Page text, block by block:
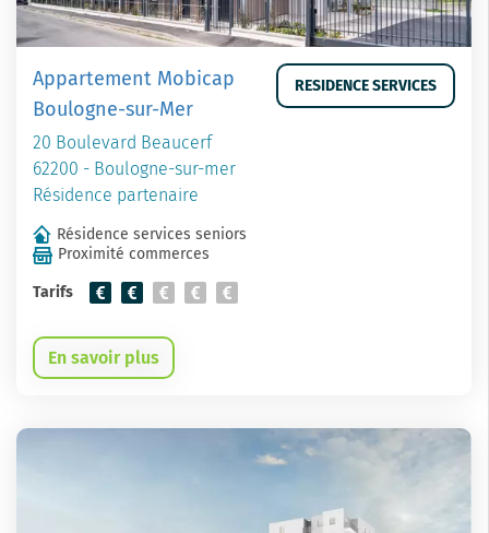
Appartement Mobicap
Boulogne-sur-Mer
20 Boulevard Beaucerf
62200 - Boulogne-sur-mer
Résidence partenaire
RESIDENCE SERVICES
Résidence services seniors
Proximité commerces
Tarifs
En savoir plus